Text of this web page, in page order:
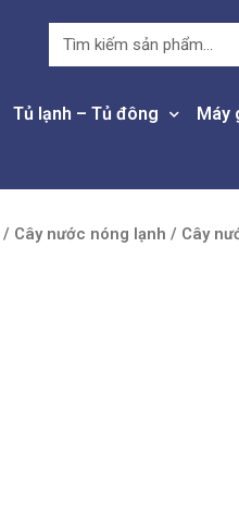
Tủ lạnh – Tủ đông Máy
/ Cây nước nóng lạnh / Cây